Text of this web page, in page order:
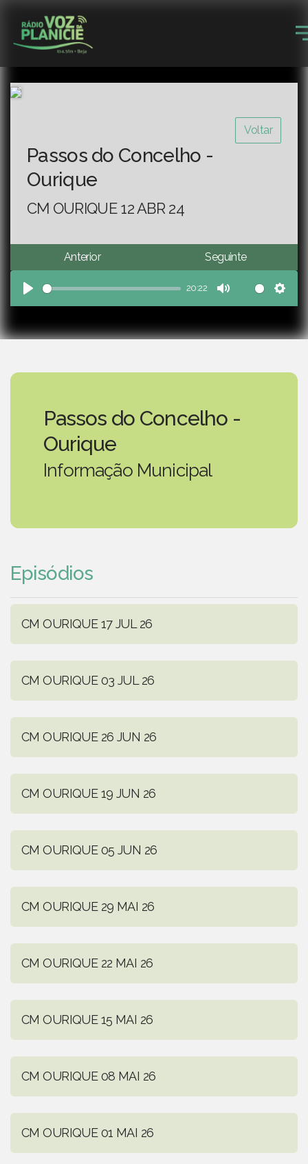
Voltar
Passos do Concelho -
Ourique
CM OURIQUE 12 ABR 24
Anterior Seguinte
Play
20:22
Mute
Passos do Concelho -
Ourique
Informação Municipal
Episódios
CM OURIQUE 17 JUL 26
CM OURIQUE 03 JUL 26
CM OURIQUE 26 JUN 26
CM OURIQUE 19 JUN 26
CM OURIQUE 05 JUN 26
CM OURIQUE 29 MAI 26
CM OURIQUE 22 MAI 26
CM OURIQUE 15 MAI 26
CM OURIQUE 08 MAI 26
CM OURIQUE 01 MAI 26